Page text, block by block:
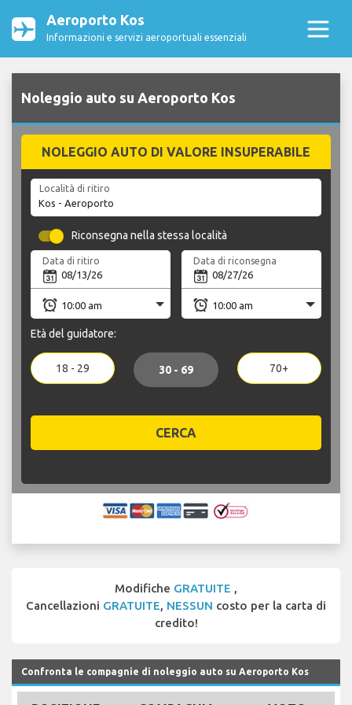
Aeroporto Kos
Informazioni e servizi aeroportuali essenziali
Noleggio auto su Aeroporto Kos
NOLEGGIO AUTO DI VALORE INSUPERABILE
Località di ritiro
Riconsegna nella stessa località
Data di ritiro Data di riconsegna
Età del guidatore:
18 - 29 30 - 69 70+
CERCA
Modifiche GRATUITE ,
Cancellazioni GRATUITE, NESSUN costo per la carta di
credito!
Confronta le compagnie di noleggio auto su Aeroporto Kos